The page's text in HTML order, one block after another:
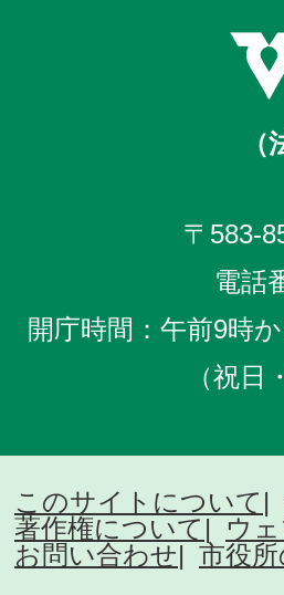
〒583-
電話
開庁時間：午前9時
（祝
このサイトについて
著作権について
ウ
お問い合わせ
市役